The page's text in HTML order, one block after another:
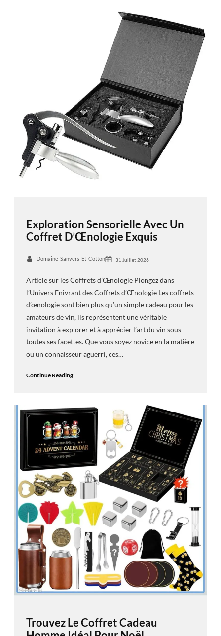
Exploration Sensorielle Avec Un
Coffret D’Œnologie Exquis
Domaine-Sanvers-Et-Cotton 31 Juillet 2026
Article sur les Coffrets d’Œnologie Plongez dans
l’Univers Enivrant des Coffrets d’Œnologie Les coffrets
d’œnologie sont bien plus qu’un simple cadeau pour les
amateurs de vin, ils représentent une véritable
invitation à explorer et à apprécier l’art du vin sous
toutes ses facettes. Que vous soyez novice en la matière
ou un connaisseur aguerri, ces…
Continue Reading
Trouvez Le Coffret Cadeau